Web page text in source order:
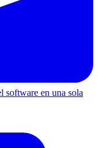
software en una sola